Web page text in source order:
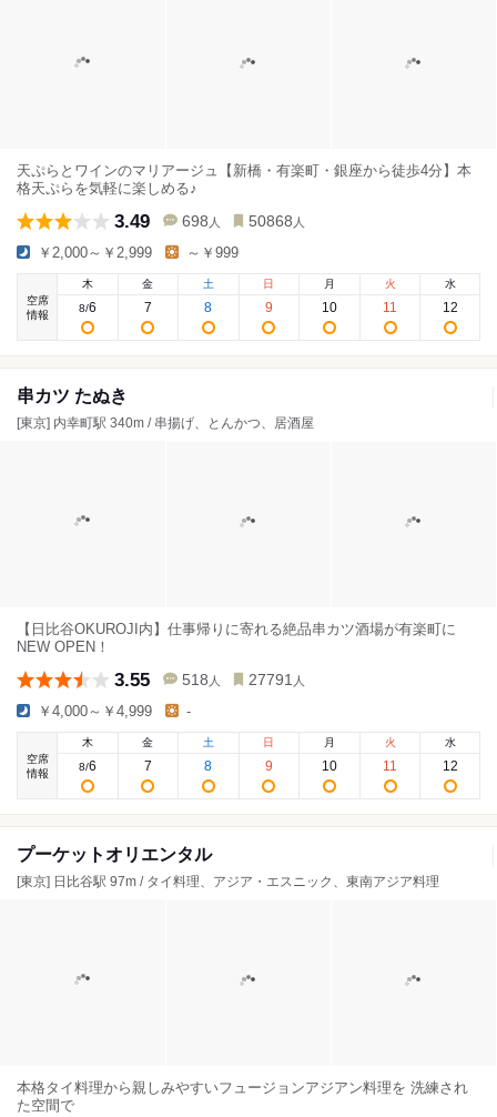
天ぷらとワインのマリアージュ【新橋・有楽町・銀座から徒歩4分】本
格天ぷらを気軽に楽しめる♪
3.49 698 人 50868 人
￥2,000～￥2,999 ～￥999
空席
情報
木
8/6
金
7
土
8
日
9
月
10
火
11
水
12
串カツ たぬき
[東京] 内幸町駅 340m / 串揚げ、とんかつ、居酒屋
【日比谷OKUROJI内】仕事帰りに寄れる絶品串カツ酒場が有楽町に
NEW OPEN！
3.55 518 人 27791 人
￥4,000～￥4,999 -
空席
情報
木
8/6
金
7
土
8
日
9
月
10
火
11
水
12
プーケットオリエンタル
[東京] 日比谷駅 97m / タイ料理、アジア・エスニック、東南アジア料理
本格タイ料理から親しみやすいフュージョンアジアン料理を 洗練され
た空間で